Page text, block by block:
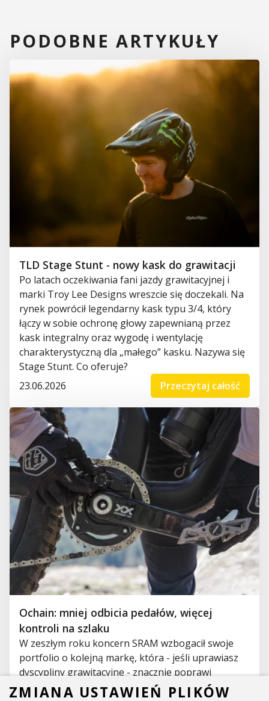
PODOBNE ARTYKUŁY
TLD Stage Stunt - nowy kask do grawitacji
Po latach oczekiwania fani jazdy grawitacyjnej i
marki Troy Lee Designs wreszcie się doczekali. Na
rynek powrócił legendarny kask typu 3/4, który
łączy w sobie ochronę głowy zapewnianą przez
kask integralny oraz wygodę i wentylację
charakterystyczną dla „małego” kasku. Nazywa się
Stage Stunt. Co oferuje?
23.06.2026
Przeczytaj całość
Ochain: mniej odbicia pedałów, więcej
kontroli na szlaku
W zeszłym roku koncern SRAM wzbogacił swoje
portfolio o kolejną markę, która - jeśli uprawiasz
dyscypliny grawitacyjne - znacznie poprawi
właściwości jezdne Twojego roweru. Jest to włoska
ZMIANA USTAWIEŃ PLIKÓW